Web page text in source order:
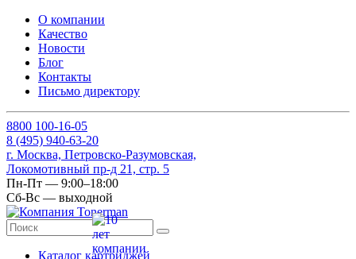
О компании
Качество
Новости
Блог
Контакты
Письмо директору
8800 100-16-05
8 (495) 940-63-20
г. Москва, Петровско-Разумовская,
Локомотивный пр-д 21, стр. 5
Пн-Пт — 9:00–18:00
Сб-Вс — выходной
Каталог картриджей